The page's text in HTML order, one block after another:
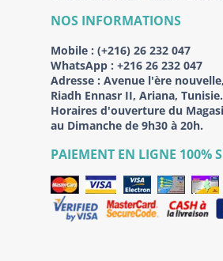
NOS INFORMATIONS
Mobile : (+216) 26 232 047
WhatsApp : +216 26 232 047
Adresse : Avenue l'ère
Riadh Ennasr II, Ariana, Tunisie.
Horaires d'ouverture du
au Dimanche de 9h30 à 20h.
PAIEMENT EN LIGNE 100%